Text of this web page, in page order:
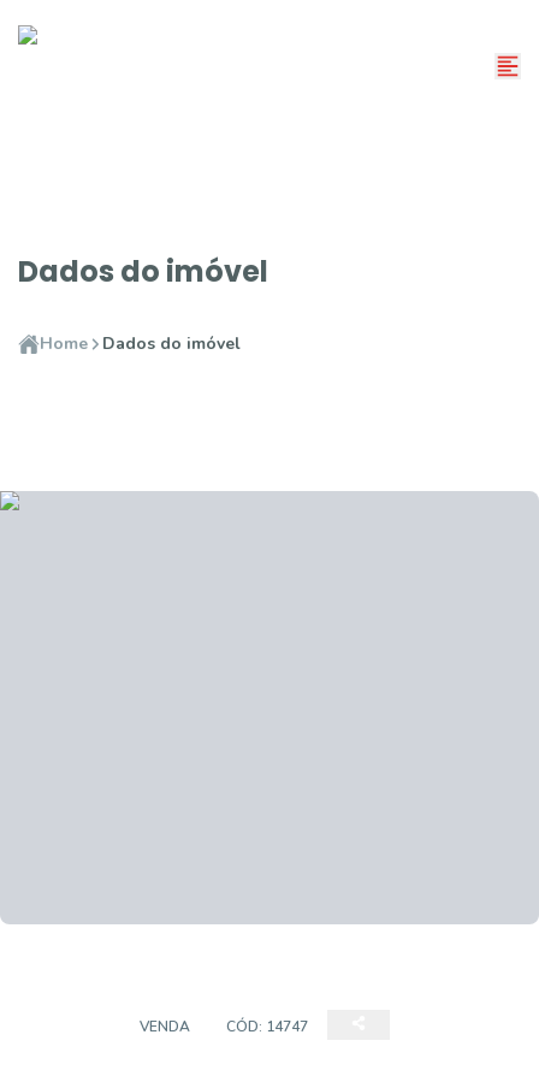
Dados do imóvel
Home Dados do imóvel
VENDA CÓD: 14747